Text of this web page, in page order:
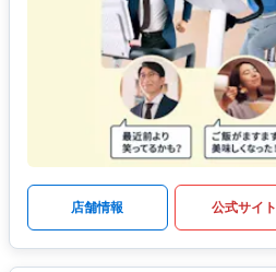
店舗情報 公式サイト